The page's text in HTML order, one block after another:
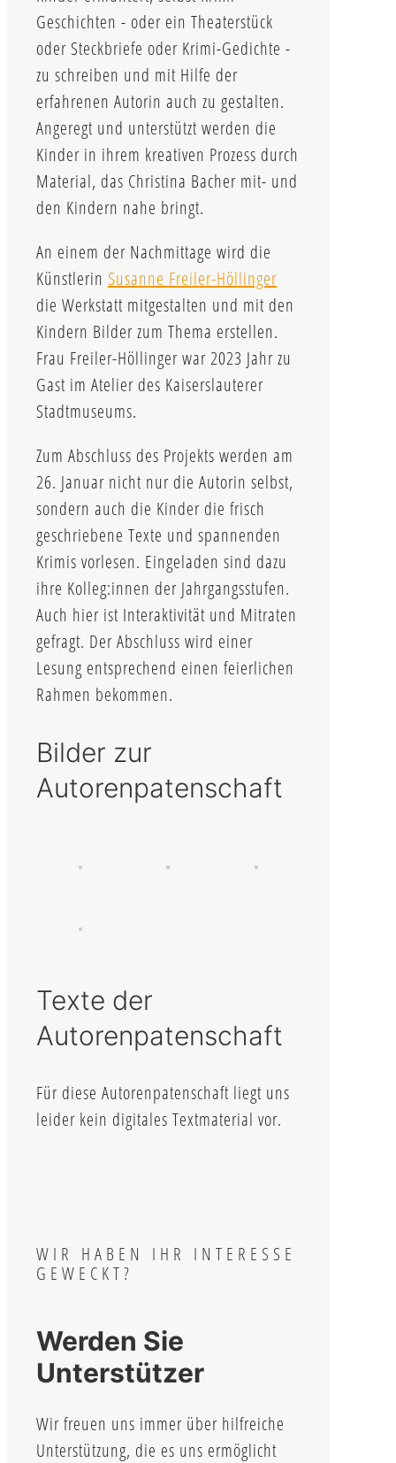
Geschichten - oder ein Theaterstück
oder Steckbriefe oder Krimi-Gedichte -
zu schreiben und mit Hilfe der
erfahrenen Autorin auch zu gestalten.
Angeregt und unterstützt werden die
Kinder in ihrem kreativen Prozess durch
Material, das Christina Bacher mit- und
den Kindern nahe bringt.
An einem der Nachmittage wird die
Künstlerin Susanne Freiler-Höllinger
die Werkstatt mitgestalten und mit den
Kindern Bilder zum Thema erstellen.
Frau Freiler-Höllinger war 2023 Jahr zu
Gast im Atelier des Kaiserslauterer
Stadtmuseums.
Zum Abschluss des Projekts werden am
26. Januar nicht nur die Autorin selbst,
sondern auch die Kinder die frisch
geschriebene Texte und spannenden
Krimis vorlesen. Eingeladen sind dazu
ihre Kolleg:innen der Jahrgangsstufen.
Auch hier ist Interaktivität und Mitraten
gefragt. Der Abschluss wird einer
Lesung entsprechend einen feierlichen
Rahmen bekommen.
Bilder zur
Autorenpatenschaft
Texte der
Autorenpatenschaft
Für diese Autorenpatenschaft liegt uns
leider kein digitales Textmaterial vor.
WIR HABEN IHR INTERESSE
GEWECKT?
Werden Sie
Unterstützer
Wir freuen uns immer über hilfreiche
Unterstützung, die es uns ermöglicht